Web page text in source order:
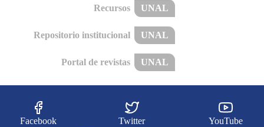
Recursos UNAL
Repositorio institucional UNAL
Portal de revistas UNAL
Facebook Twitter YouTube